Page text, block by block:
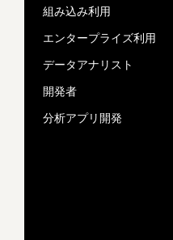
組み込み利用
エンタープライズ利用
データアナリスト
開発者
分析アプリ開発